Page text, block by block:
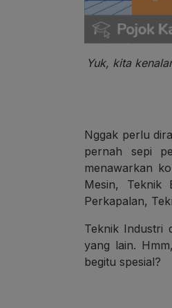
Yuk, kita
Nggak perlu
pernah sepi
menawarkan
Mesin, Teknik
Perkapalan,
Teknik Industri
yang lain.
begitu spesial?